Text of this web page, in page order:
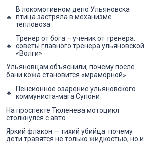
В локомотивном депо Ульяновска
птица застряла в механизме
тепловоза
Тренер от бога – ученик от тренера:
советы главного тренера ульяновской
«Волги»
Ульяновцам объяснили, почему после
бани кожа становится «мраморной»
Пенсионное озарение ульяновского
коммуниста-мага Супони
На проспекте Тюленева мотоцикл
столкнулся с авто
Яркий флакон — тихий убийца: почему
дети травятся не только жидкостью, но и